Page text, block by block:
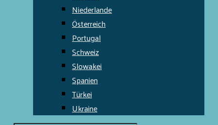
Niederlande
Österreich
Portugal
Schweiz
Slowakei
Spanien
Türkei
Ukraine